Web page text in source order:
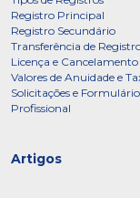
Registro Principal
Registro Secundário
Transferência de
Licença e
Valores de Anuidade e
Solicitações e
Profissional
Artigos